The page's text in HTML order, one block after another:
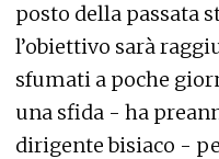
posto della passata
l’obiettivo sarà
sfumati a poche
una sfida - ha
dirigente bisiaco -